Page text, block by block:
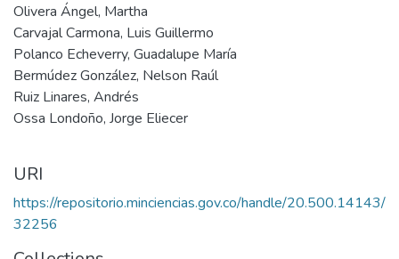
Olivera Ángel, Martha
Carvajal Carmona, Luis Guillermo
Polanco Echeverry, Guadalupe María
Bermúdez González, Nelson Raúl
Ruiz Linares, Andrés
Ossa Londoño, Jorge Eliecer
URI
https://repositorio.minciencias.gov.co/handle/20.500.14143/
32256